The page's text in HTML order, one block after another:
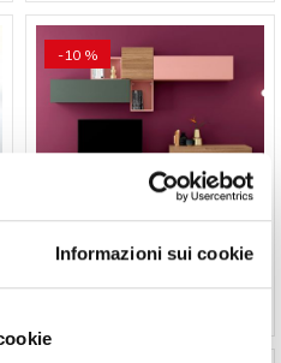
Informazioni sui cookie
-10 %
Devina Nais
Meuble TV Composition L10